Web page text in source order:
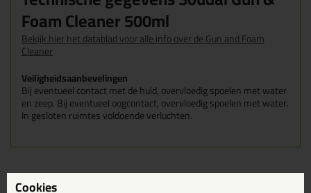
Foam Cleaner 500ml
Bekijk hier het datablad voor alle info over de Gun and Foam
Cleaner
Veiligheidsaanbevelingen
Bij eventueel contact met de huid, overvloedig spoelen met water
en zeep. Bij eventueel oogcontact, overvloedig spoelen met water.
In gesloten ruimtes voldoende verluchten.
Cookies